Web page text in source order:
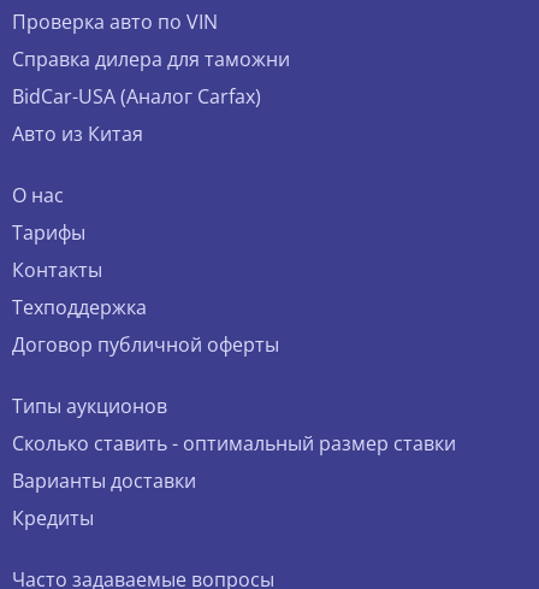
Проверка авто по VIN
Справка дилера для таможни
BidCar-USA (Аналог Carfax)
Авто из Китая
О нас
Тарифы
Контакты
Техподдержка
Договор публичной оферты
Типы аукционов
Сколько ставить - оптимальный размер ставки
Варианты доставки
Кредиты
Часто задаваемые вопросы